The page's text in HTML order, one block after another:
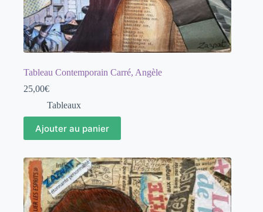
Tableau Contemporain Carré, Angèle
25,00€
Tableaux
Ajouter au panier